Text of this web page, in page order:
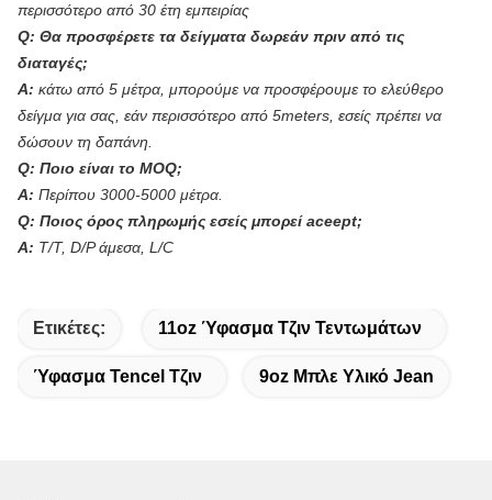
περισσότερο από 30 έτη εμπειρίας
Q: Θα προσφέρετε τα δείγματα δωρεάν πριν από τις
διαταγές;
Α: κάτω από 5 μέτρα, μπορούμε να προσφέρουμε το ελεύθερο
δείγμα για σας, εάν περισσότερο από 5meters, εσείς πρέπει να
δώσουν τη δαπάνη.
Q: Ποιο είναι το MOQ;
Α: Περίπου 3000-5000 μέτρα.
Q: Ποιος όρος πληρωμής εσείς μπορεί aceept;
Α: T/T, D/P άμεσα, L/C
Ετικέτες: 11oz Ύφασμα Τζιν Τεντωμάτων
Ύφασμα Tencel Τζιν 9oz Μπλε Υλικό Jean